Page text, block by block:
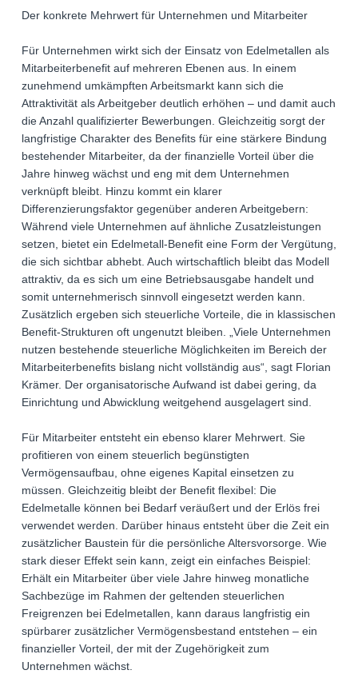
Der konkrete Mehrwert für Unternehmen und Mitarbeiter
Für Unternehmen wirkt sich der Einsatz von Edelmetallen als
Mitarbeiterbenefit auf mehreren Ebenen aus. In einem
zunehmend umkämpften Arbeitsmarkt kann sich die
Attraktivität als Arbeitgeber deutlich erhöhen – und damit auch
die Anzahl qualifizierter Bewerbungen. Gleichzeitig sorgt der
langfristige Charakter des Benefits für eine stärkere Bindung
bestehender Mitarbeiter, da der finanzielle Vorteil über die
Jahre hinweg wächst und eng mit dem Unternehmen
verknüpft bleibt. Hinzu kommt ein klarer
Differenzierungsfaktor gegenüber anderen Arbeitgebern:
Während viele Unternehmen auf ähnliche Zusatzleistungen
setzen, bietet ein Edelmetall-Benefit eine Form der Vergütung,
die sich sichtbar abhebt. Auch wirtschaftlich bleibt das Modell
attraktiv, da es sich um eine Betriebsausgabe handelt und
somit unternehmerisch sinnvoll eingesetzt werden kann.
Zusätzlich ergeben sich steuerliche Vorteile, die in klassischen
Benefit-Strukturen oft ungenutzt bleiben. „Viele Unternehmen
nutzen bestehende steuerliche Möglichkeiten im Bereich der
Mitarbeiterbenefits bislang nicht vollständig aus“, sagt Florian
Krämer. Der organisatorische Aufwand ist dabei gering, da
Einrichtung und Abwicklung weitgehend ausgelagert sind.
Für Mitarbeiter entsteht ein ebenso klarer Mehrwert. Sie
profitieren von einem steuerlich begünstigten
Vermögensaufbau, ohne eigenes Kapital einsetzen zu
müssen. Gleichzeitig bleibt der Benefit flexibel: Die
Edelmetalle können bei Bedarf veräußert und der Erlös frei
verwendet werden. Darüber hinaus entsteht über die Zeit ein
zusätzlicher Baustein für die persönliche Altersvorsorge. Wie
stark dieser Effekt sein kann, zeigt ein einfaches Beispiel:
Erhält ein Mitarbeiter über viele Jahre hinweg monatliche
Sachbezüge im Rahmen der geltenden steuerlichen
Freigrenzen bei Edelmetallen, kann daraus langfristig ein
spürbarer zusätzlicher Vermögensbestand entstehen – ein
finanzieller Vorteil, der mit der Zugehörigkeit zum
Unternehmen wächst.